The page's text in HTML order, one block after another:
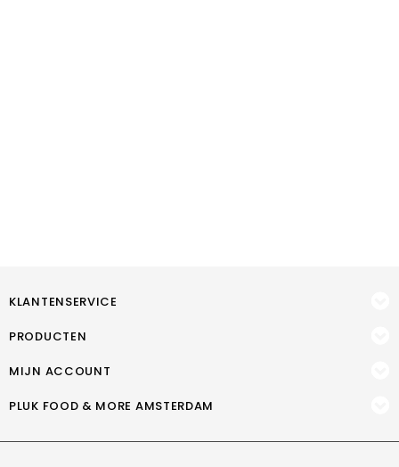
KLANTENSERVICE
PRODUCTEN
MIJN ACCOUNT
PLUK FOOD & MORE AMSTERDAM